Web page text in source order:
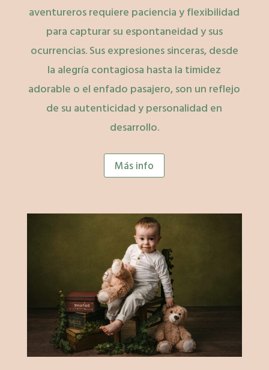
aventureros requiere paciencia y flexibilidad
para capturar su espontaneidad y sus
ocurrencias. Sus expresiones sinceras, desde
la alegría contagiosa hasta la timidez
adorable o el enfado pasajero, son un reflejo
de su autenticidad y personalidad en
desarrollo.
Más info